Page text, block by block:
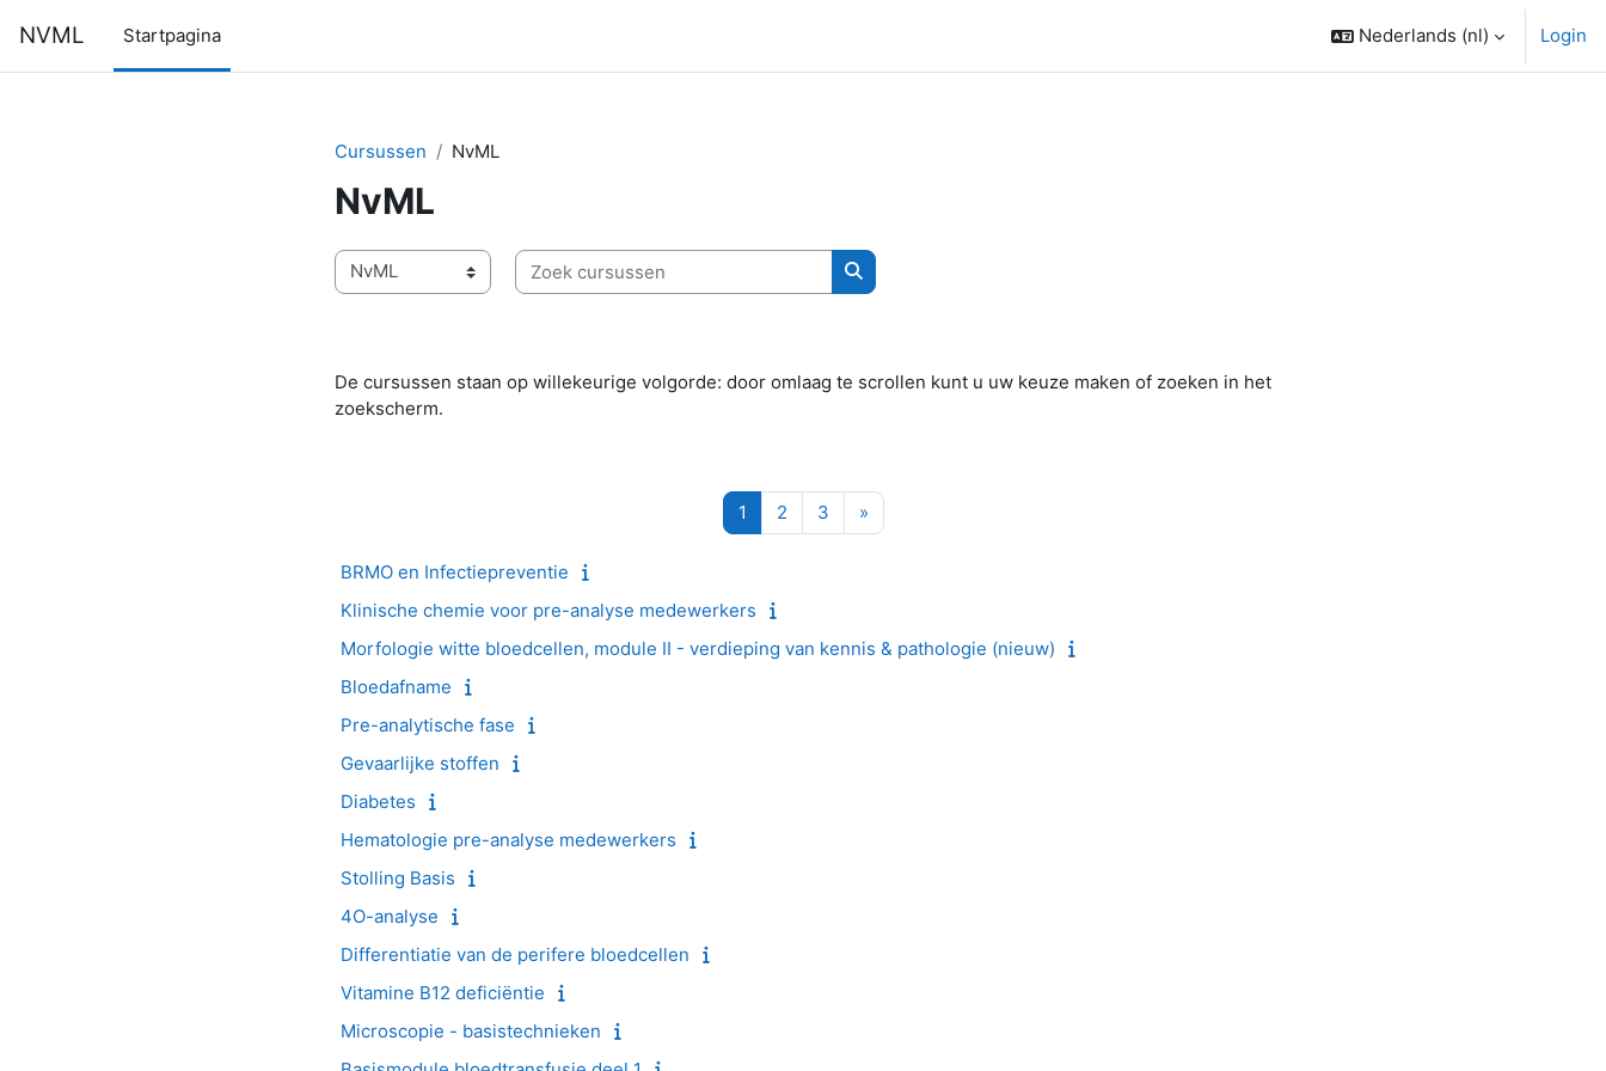
NVML Startpagina Nederlands ‎(nl)‎ Login
Cursussen NvML
NvML
Cursuscategorieën
Zoek cursussen
Zoek cursussen
De cursussen staan op willekeurige volgorde: door omlaag te scrollen kunt u uw keuze maken of zoeken in het
zoekscherm.
1 Pagina 1
2Pagina 2
3Pagina 3
»Volgende pagina
BRMO en Infectiepreventie
Klinische chemie voor pre-analyse medewerkers
Morfologie witte bloedcellen, module II - verdieping van kennis & pathologie (nieuw)
Bloedafname
Pre-analytische fase
Gevaarlijke stoffen
Diabetes
Hematologie pre-analyse medewerkers
Stolling Basis
4O-analyse
Differentiatie van de perifere bloedcellen
Vitamine B12 deficiëntie
Microscopie - basistechnieken